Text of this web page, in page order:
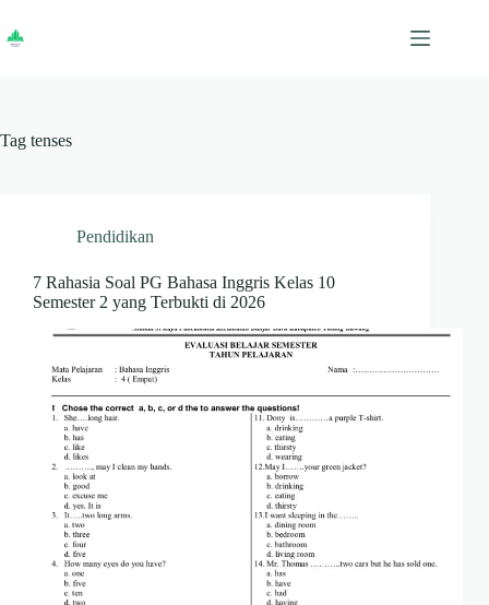
content
Tag tenses
Pendidikan
7 Rahasia Soal PG Bahasa Inggris Kelas 10
Semester 2 yang Terbukti di 2026